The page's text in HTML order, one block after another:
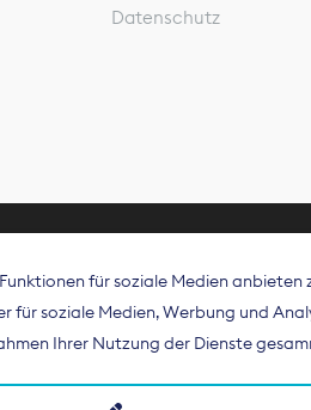
Datenschutz
Digitalpublisher und
die Interessen der
auf EU-Ebene.
für soziale Medien
für soziale Medien, Werbung und
Ihrer Nutzung der Dienste